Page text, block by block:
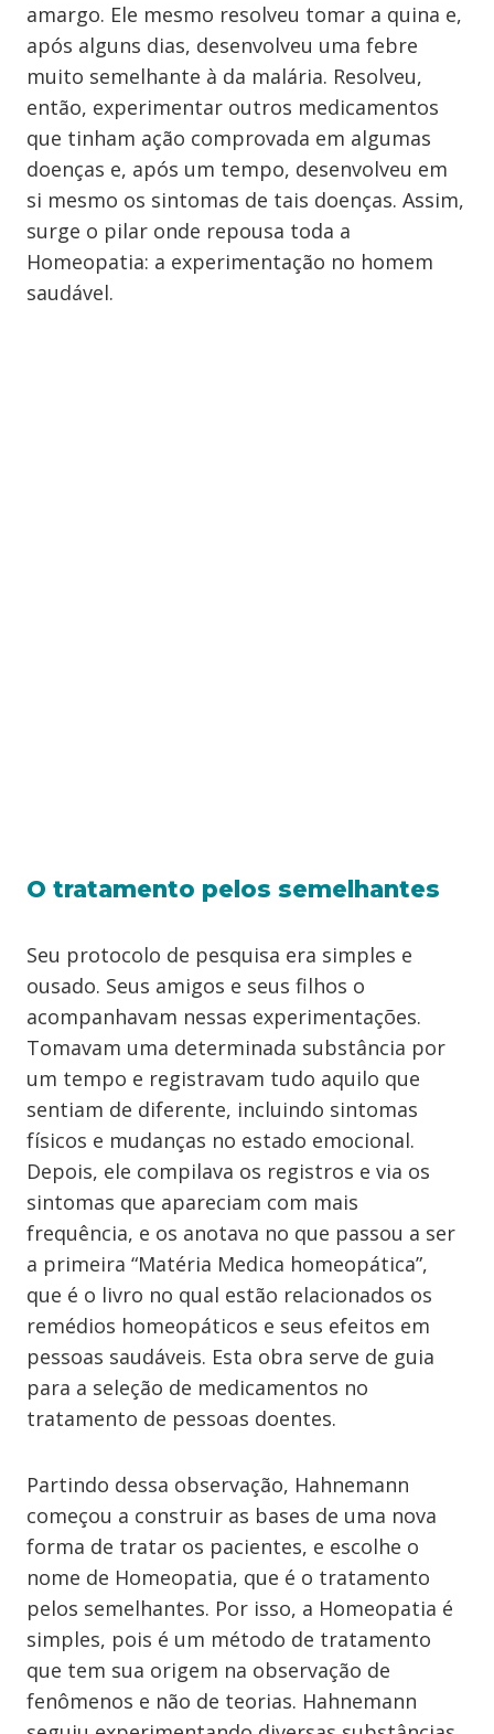
amargo. Ele mesmo resolveu tomar a quina e,
após alguns dias, desenvolveu uma febre
muito semelhante à da malária. Resolveu,
então, experimentar outros medicamentos
que tinham ação comprovada em algumas
doenças e, após um tempo, desenvolveu em
si mesmo os sintomas de tais doenças. Assim,
surge o pilar onde repousa toda a
Homeopatia: a experimentação no homem
saudável.
O tratamento pelos semelhantes
Seu protocolo de pesquisa era simples e
ousado. Seus amigos e seus filhos o
acompanhavam nessas experimentações.
Tomavam uma determinada substância por
um tempo e registravam tudo aquilo que
sentiam de diferente, incluindo sintomas
físicos e mudanças no estado emocional.
Depois, ele compilava os registros e via os
sintomas que apareciam com mais
frequência, e os anotava no que passou a ser
a primeira “Matéria Medica homeopática”,
que é o livro no qual estão relacionados os
remédios homeopáticos e seus efeitos em
pessoas saudáveis. Esta obra serve de guia
para a seleção de medicamentos no
tratamento de pessoas doentes.
Partindo dessa observação, Hahnemann
começou a construir as bases de uma nova
forma de tratar os pacientes, e escolhe o
nome de Homeopatia, que é o tratamento
pelos semelhantes. Por isso, a Homeopatia é
simples, pois é um método de tratamento
que tem sua origem na observação de
fenômenos e não de teorias. Hahnemann